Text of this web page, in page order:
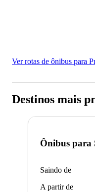
Ver rotas de ônibus para
Destinos mais
Ônibus para
Saindo de
A partir de